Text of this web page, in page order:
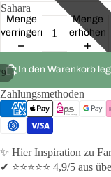
9
Menge
verringern
Menge
erhöhen
In den Warenkorb
Zahlungsmethoden
✨ Hier Inspiration zu
✔ ⭐⭐⭐⭐⭐ 4,9/5 aus